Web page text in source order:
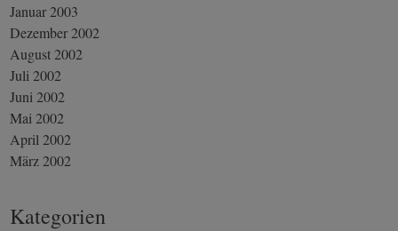
Januar 2003
Dezember 2002
August 2002
Juli 2002
Juni 2002
Mai 2002
April 2002
März 2002
Kategorien